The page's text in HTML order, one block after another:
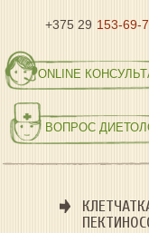
+375 29 153-69-
ВОПРОС
ONLINE